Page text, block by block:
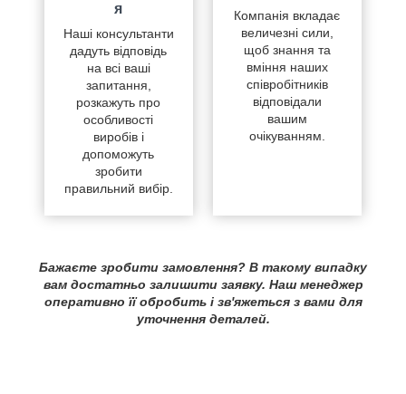
я
Наші консультанти
дадуть відповідь
на всі ваші
запитання,
розкажуть про
особливості
виробів і
допоможуть
зробити
правильний вибір.
Компанія вкладає
величезні сили,
щоб знання та
вміння наших
співробітників
відповідали
вашим
очікуванням.
Бажаєте зробити замовлення? В такому випадку
вам достатньо залишити заявку. Наш менеджер
оперативно її обробить і зв'яжеться з вами для
уточнення деталей.